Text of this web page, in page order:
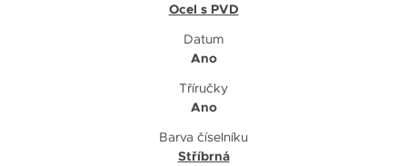
Ocel s PVD
Datum
Ano
Tříručky
Ano
Barva číselníku
Stříbrná